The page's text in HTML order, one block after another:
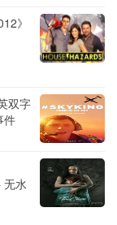
》
双字
件
无水